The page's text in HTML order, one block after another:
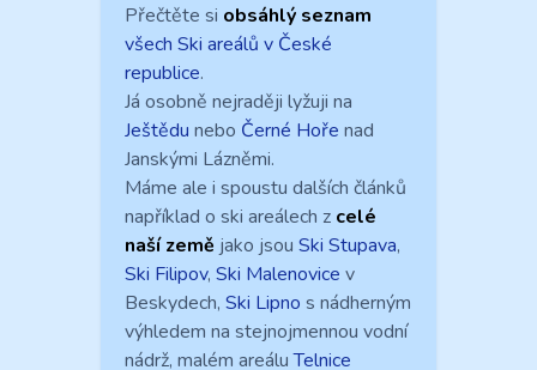
Přečtěte si obsáhlý seznam
všech Ski areálů v České
republice.
Já osobně nejraději lyžuji na
Ještědu nebo Černé Hoře nad
Janskými Lázněmi.
Máme ale i spoustu dalších článků
například o ski areálech z celé
naší země jako jsou Ski Stupava,
Ski Filipov, Ski Malenovice v
Beskydech, Ski Lipno s nádherným
výhledem na stejnojmennou vodní
nádrž, malém areáluTelnice